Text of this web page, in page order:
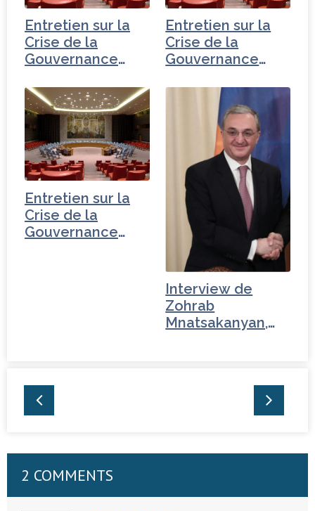
Entretien sur la
Crise de la
Gouvernance
Tchéquie
Entretien sur la
Crise de la
Gouvernance
Turquie
Entretien sur la
Crise de la
Gouvernance
Interview de
Zohrab
Mnatsakanyan,
2 COMMENTS